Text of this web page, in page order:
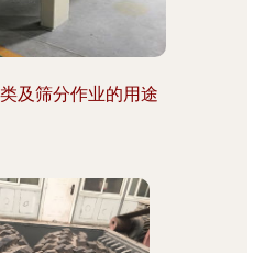
及筛分作业的用途